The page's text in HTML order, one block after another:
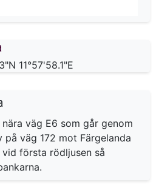
11°57'58.1"E
väg E6 som går genom
på väg 172 mot Färgelanda
första rödljusen så